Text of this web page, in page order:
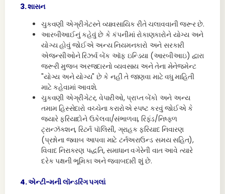
3. શાસન
ચુકવણી એગ્રીગેટરને વ્યાવસાયિક રીતે ચલાવવાની જરૂર છે.
આરબીઆઈનું કહેવું છે કે કંપનીમાં રોકાણકારોને યોગ્ય અને
યોગ્ય હોવું જોઈએ અન્ય નિયમનકારો અને સરકારી
એજન્સીઓને રિઝર્વ બેંક ઑફ ઇન્ડિયા (આરબીઆઇ) દ્વારા
જરૂરી મુજબ અરજદારનો વ્યવસાય અને તેના મેનેજમેન્ટ
"યોગ્ય અને યોગ્ય" છે કે નહીં તે જાણવા માટે વધુ માહિતી
માટે કહેવામાં આવશે.
ચુકવણી એગ્રીગેટર, વેપારીઓ, પ્રાપ્ત બેંકો અને અન્ય
તમામ હિસ્સેદારો વચ્ચેના કરારોએ સ્પષ્ટ કરવું જોઈએ કે
જ્યારે ફરિયાદોને ઉકેલવા/સંભાળવા, રિફંડ/નિષ્ફળ
ટ્રાન્ઝૅક્શન, રિટર્ન પૉલિસી, ગ્રાહક ફરિયાદ નિવારણ
(પ્રશ્નોના જવાબ આપવા માટે ટર્નઅરાઉન્ડ સમય સહિત),
વિવાદ નિરાકરણ પદ્ધતિ, સમાધાન વગેરેની વાત આવે ત્યારે
દરેક પક્ષની ભૂમિકા અને જવાબદારી શું છે.
4. એન્ટી-મની લૉન્ડરિંગ પગલાં